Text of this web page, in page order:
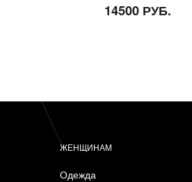
14500 РУБ.
ЖЕНЩИНАМ
Одежда